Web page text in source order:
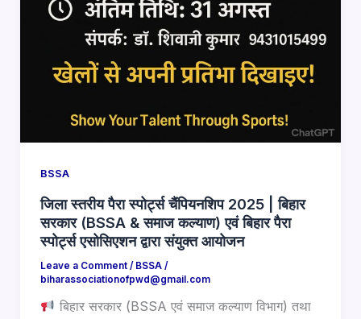
BSSA
जिला स्तरीय पैरा स्पोर्ट्स चैंपियनशिप 2025 | बिहार
सरकार (BSSA & समाज कल्याण) एवं बिहार पैरा
स्पोर्ट्स एसोसिएशन द्वारा संयुक्त आयोजन
Leave a Comment / BSSA/
biharassociationofpwd@gmail.com
बिहार सरकार (BSSA एवं समाज कल्याण विभाग) तथा